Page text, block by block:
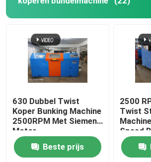
630 Dubbel Twist
Koper Bunking Machine
2500RPM Met Siemens
Motor
Beste prijs
2500
Twist
Speed
Machine